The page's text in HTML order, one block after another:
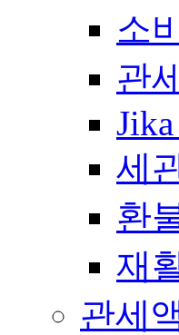
소
관
세
환
재
관세